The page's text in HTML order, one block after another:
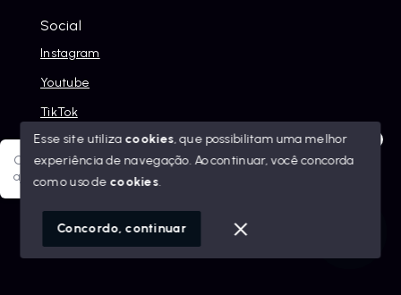
Olá! Sua jornada ao novo imóvel começa aqui. Como posso
ajudar?
Social
Instagram
Youtube
TikTok
© Copyright 2026 - Alexandre Abreu Imóveis - Todos os
SITE PARA IMOBILIARIA
Esse site utiliza cookies, que possibilitam uma melhor
experiência de navegação.Ao continuar, você concorda
com o uso de cookies.
Concordo, continuar